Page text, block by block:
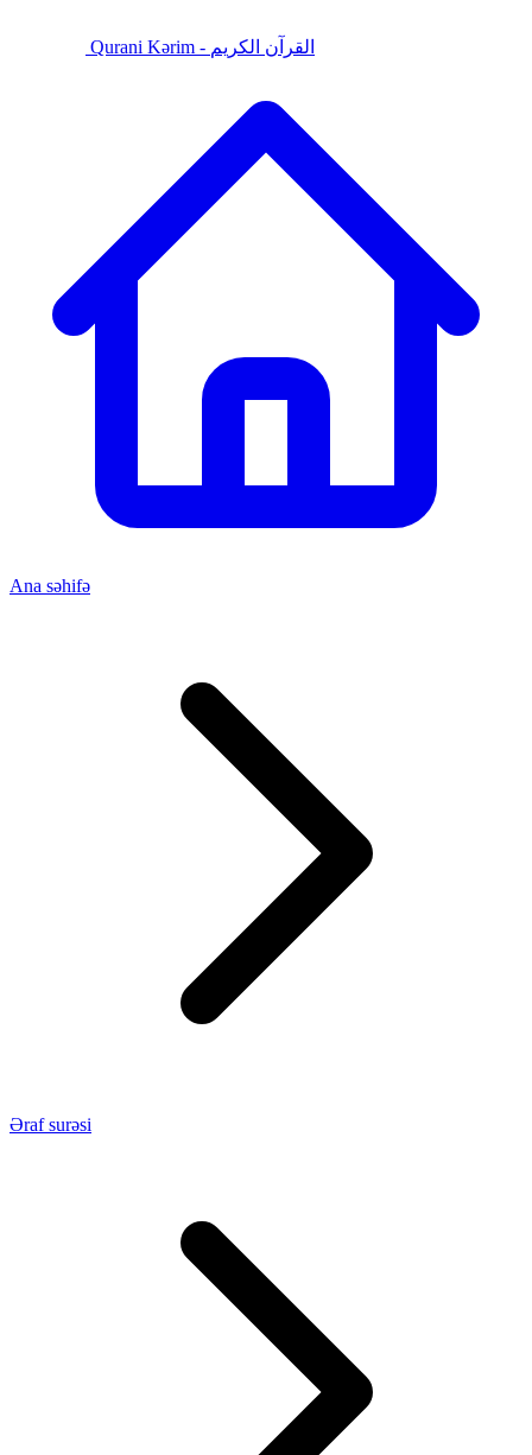
Qurani Kərim - القرآن الكريم
Ana səhifə
Əraf surəsi